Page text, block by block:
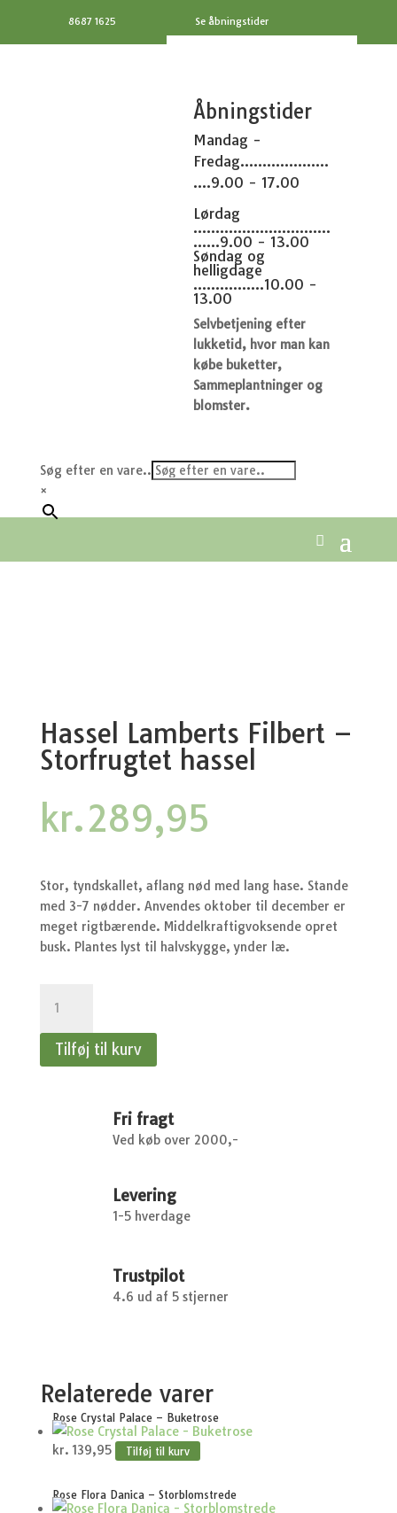
8687 1625 Se åbningstider
Åbningstider
Mandag -
Fredag....................
....9.00 - 17.00
Lørdag
...............................
......9.00 - 13.00
Søndag og
helligdage
................10.00 -
13.00
Selvbetjening efter
lukketid, hvor man kan
købe buketter,
Sammeplantninger og
blomster.
Søg efter en vare..
×
Hassel Lamberts Filbert –
Storfrugtet hassel
kr.289,95
Stor, tyndskallet, aflang nød med lang hase. Stande
med 3-7 nødder. Anvendes oktober til december er
meget rigtbærende. Middelkraftigvoksende opret
busk. Plantes lyst til halvskygge, ynder læ.
Lamberts
Filbert
Tilføj til kurv
Fri fragt
Ved køb over 2000,-
Levering
1-5 hverdage
Trustpilot
4.6 ud af 5 stjerner
Relaterede varer
Rose Crystal Palace – Buketrose
kr. 139,95 Tilføj til kurv
Rose Flora Danica – Storblomstrede